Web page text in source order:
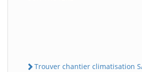
Trouver chantier climatisation